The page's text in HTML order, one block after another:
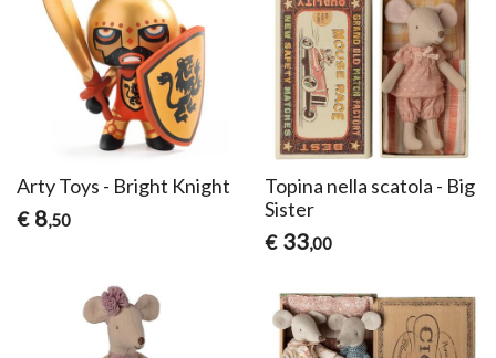
Arty Toys - Bright Knight
€ 8,50
Topina nella scatola - Big
Sister
€ 33,00